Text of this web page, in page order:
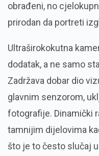
obrađeni, no
prirodan da portreti
Ultraširokokutna
dodatak, a ne samo
Zadržava dobar dio
glavnim senzorom,
fotografije. Dinamički
tamnijim dijelovima
što je to često slučaj